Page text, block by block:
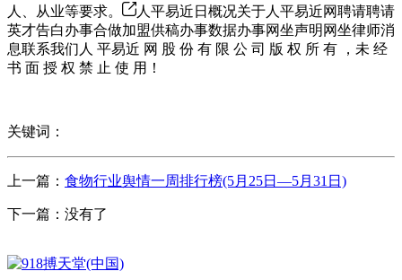
人、从业等要求。
人平易近日概况关于人平易近网聘请聘请
英才告白办事合做加盟供稿办事数据办事网坐声明网坐律师消
息联系我们人 平易近 网 股 份 有 限 公 司 版 权 所 有 ，未 经
书 面 授 权 禁 止 使 用！
关键词：
上一篇： 食物行业舆情一周排行榜(5月25日—5月31日)
下一篇：没有了